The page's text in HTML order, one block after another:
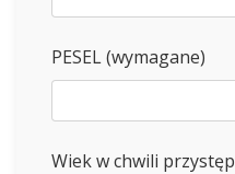
PESEL (wymagane)
Wiek w chwili